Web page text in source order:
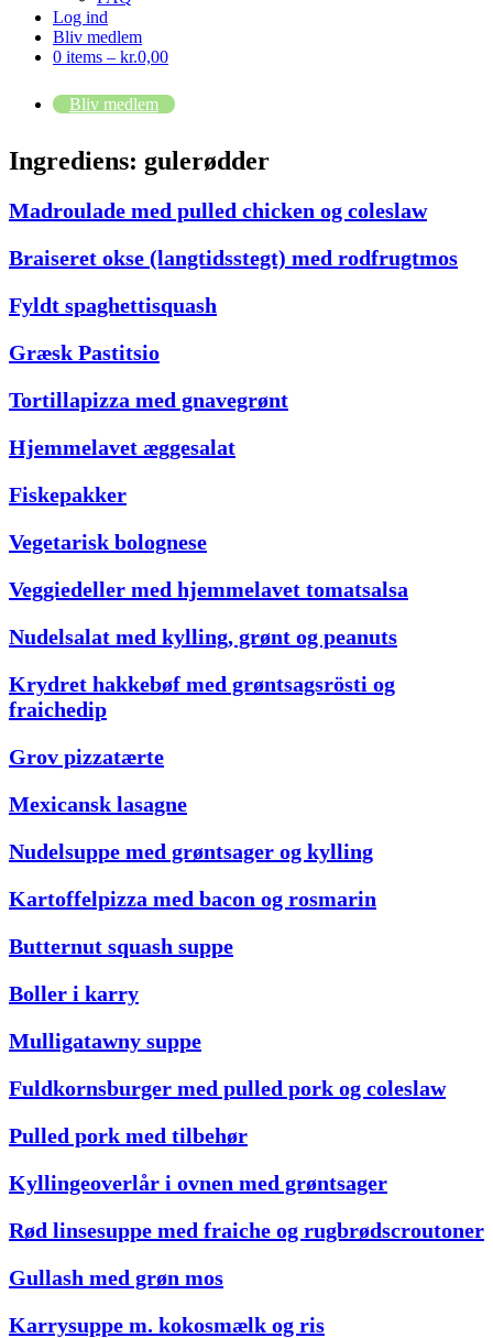
Log ind
Bliv medlem
0 items – kr.0,00
Bliv medlem
Ingrediens: gulerødder
Madroulade med pulled chicken og coleslaw
Braiseret okse (langtidsstegt) med rodfrugtmos
Fyldt spaghettisquash
Græsk Pastitsio
Tortillapizza med gnavegrønt
Hjemmelavet æggesalat
Fiskepakker
Vegetarisk bolognese
Veggiedeller med hjemmelavet tomatsalsa
Nudelsalat med kylling, grønt og peanuts
Krydret hakkebøf med grøntsagsrösti og
fraichedip
Grov pizzatærte
Mexicansk lasagne
Nudelsuppe med grøntsager og kylling
Kartoffelpizza med bacon og rosmarin
Butternut squash suppe
Boller i karry
Mulligatawny suppe
Fuldkornsburger med pulled pork og coleslaw
Pulled pork med tilbehør
Kyllingeoverlår i ovnen med grøntsager
Rød linsesuppe med fraiche og rugbrødscroutoner
Gullash med grøn mos
Karrysuppe m. kokosmælk og ris